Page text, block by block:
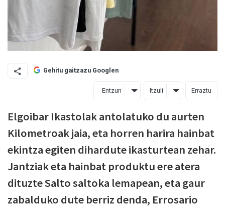
Gehitu gaitzazu Googlen
Entzun Itzuli Erraztu
Elgoibar Ikastolak antolatuko du aurten
Kilometroak jaia, eta horren harira hainbat
ekintza egiten dihardute ikasturtean zehar.
Jantziak eta hainbat produktu ere atera
dituzte Salto saltoka lemapean, eta gaur
zabalduko dute berriz denda, Errosario